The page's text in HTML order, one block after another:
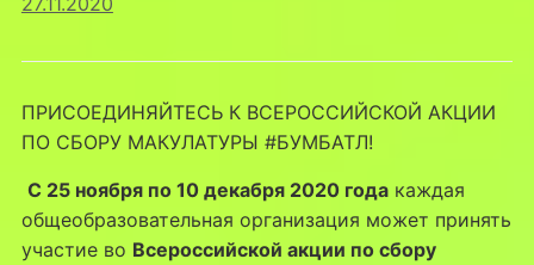
ПРИСОЕДИНЯЙТЕСЬ К ВСЕРОССИЙСКОЙ АКЦИИ
ПО СБОРУ МАКУЛАТУРЫ #БУМБАТЛ!
С 25 ноября по 10 декабря 2020 годакаждая
общеобразовательная организация может принять
участие во Всероссийской акции по сбору